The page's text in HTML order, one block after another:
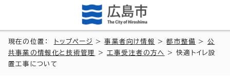
現在の位置： トップページ >事業者向け情報 >都市整備 > 公
共事業の情報化と技術管理
>工事受注者の方へ
> 快適トイレ設
置工事について